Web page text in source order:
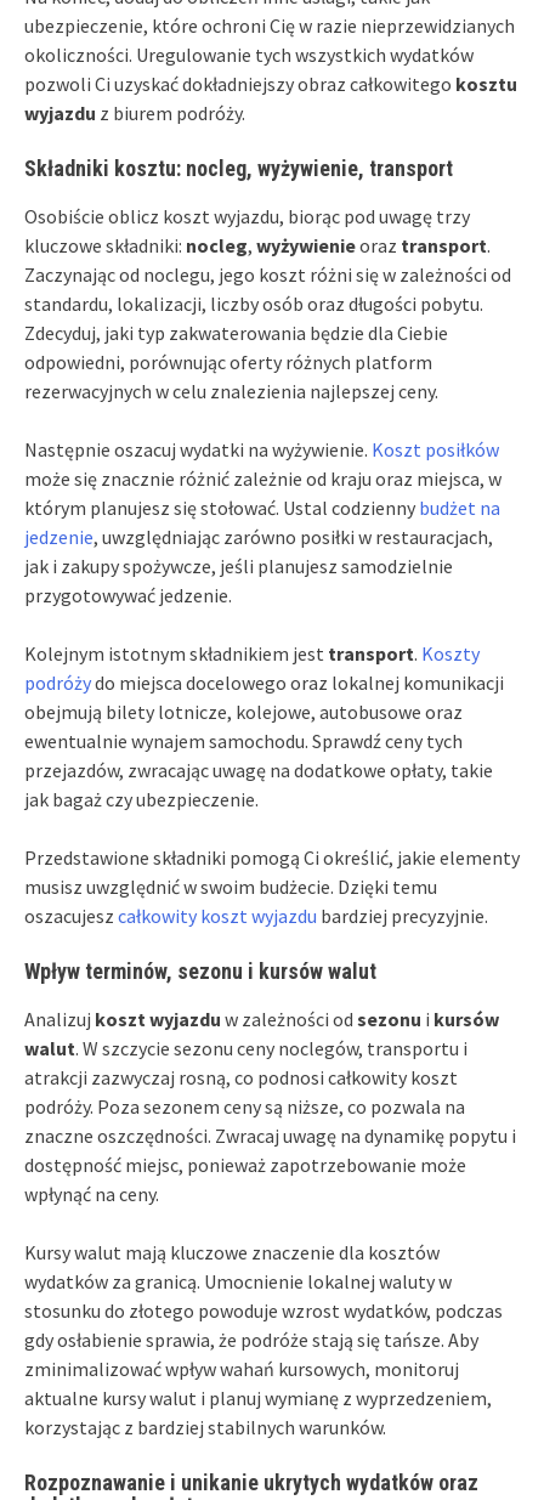
ubezpieczenie, które ochroni Cię w razie nieprzewidzianych
okoliczności. Uregulowanie tych wszystkich wydatków
pozwoli Ci uzyskać dokładniejszy obraz całkowitego kosztu
wyjazdu z biurem podróży.
Składniki kosztu: nocleg, wyżywienie, transport
Osobiście oblicz koszt wyjazdu, biorąc pod uwagę trzy
kluczowe składniki: nocleg, wyżywienieoraz transport.
Zaczynając od noclegu, jego koszt różni się w zależności od
standardu, lokalizacji, liczby osób oraz długości pobytu.
Zdecyduj, jaki typ zakwaterowania będzie dla Ciebie
odpowiedni, porównując oferty różnych platform
rezerwacyjnych w celu znalezienia najlepszej ceny.
Następnie oszacuj wydatki na wyżywienie. Koszt posiłków
może się znacznie różnić zależnie od kraju oraz miejsca, w
którym planujesz się stołować. Ustal codzienny budżet na
jedzenie, uwzględniając zarówno posiłki w restauracjach,
jak i zakupy spożywcze, jeśli planujesz samodzielnie
przygotowywać jedzenie.
Kolejnym istotnym składnikiem jest transport. Koszty
podróżydo miejsca docelowego oraz lokalnej komunikacji
obejmują bilety lotnicze, kolejowe, autobusowe oraz
ewentualnie wynajem samochodu. Sprawdź ceny tych
przejazdów, zwracając uwagę na dodatkowe opłaty, takie
jak bagaż czy ubezpieczenie.
Przedstawione składniki pomogą Ci określić, jakie elementy
musisz uwzględnić w swoim budżecie. Dzięki temu
oszacujesz całkowity koszt wyjazdu bardziej precyzyjnie.
Wpływ terminów, sezonu i kursów walut
Analizuj koszt wyjazdu w zależności od sezonu i kursów
walut. W szczycie sezonu ceny noclegów, transportu i
atrakcji zazwyczaj rosną, co podnosi całkowity koszt
podróży. Poza sezonem ceny są niższe, co pozwala na
znaczne oszczędności. Zwracaj uwagę na dynamikę popytu i
dostępność miejsc, ponieważ zapotrzebowanie może
wpłynąć na ceny.
Kursy walut mają kluczowe znaczenie dla kosztów
wydatków za granicą. Umocnienie lokalnej waluty w
stosunku do złotego powoduje wzrost wydatków, podczas
gdy osłabienie sprawia, że podróże stają się tańsze. Aby
zminimalizować wpływ wahań kursowych, monitoruj
aktualne kursy walut i planuj wymianę z wyprzedzeniem,
korzystając z bardziej stabilnych warunków.
Rozpoznawanie i unikanie ukrytych wydatków oraz